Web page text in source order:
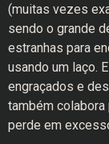
(muitas vezes
sendo o grande
estranhas para
usando um laço.
engraçados e
também
perde em